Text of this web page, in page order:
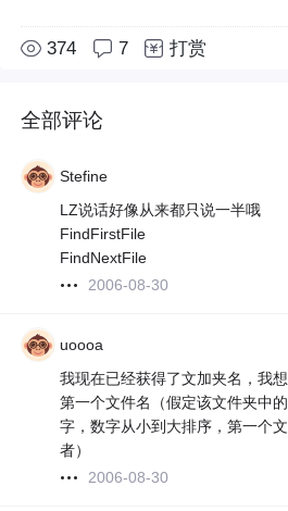
374 7 打赏
全部评论
Stefine
LZ说话好像从来都只说一半哦
FindFirstFile
FindNextFile
2006-08-30
uoooa
我现在已经获得了文加夹名，我
第一个文件名（假定该文件夹中
字，数字从小到大排序，第一个
者）
2006-08-30